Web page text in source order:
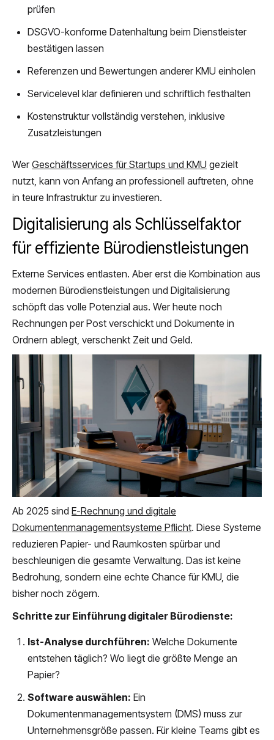
prüfen
DSGVO-konforme Datenhaltung beim Dienstleister
bestätigen lassen
Referenzen und Bewertungen anderer KMU einholen
Servicelevel klar definieren und schriftlich festhalten
Kostenstruktur vollständig verstehen, inklusive
Zusatzleistungen
WerGeschäftsservices für Startups und KMU gezielt
nutzt, kann von Anfang an professionell auftreten, ohne
in teure Infrastruktur zu investieren.
Digitalisierung als Schlüsselfaktor
für effiziente Bürodienstleistungen
Externe Services entlasten. Aber erst die Kombination aus
modernen Bürodienstleistungen und Digitalisierung
schöpft das volle Potenzial aus. Wer heute noch
Rechnungen per Post verschickt und Dokumente in
Ordnern ablegt, verschenkt Zeit und Geld.
Ab 2025 sind E-Rechnung und digitale
Dokumentenmanagementsysteme Pflicht. Diese Systeme
reduzieren Papier- und Raumkosten spürbar und
beschleunigen die gesamte Verwaltung. Das ist keine
Bedrohung, sondern eine echte Chance für KMU, die
bisher noch zögern.
Schritte zur Einführung digitaler Bürodienste:
Ist-Analyse durchführen: Welche Dokumente
entstehen täglich? Wo liegt die größte Menge an
Papier?
Software auswählen: Ein
Dokumentenmanagementsystem (DMS) muss zur
Unternehmensgröße passen. Für kleine Teams gibt es